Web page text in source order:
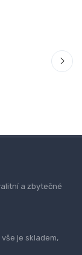
a zbytečné
je skladem,